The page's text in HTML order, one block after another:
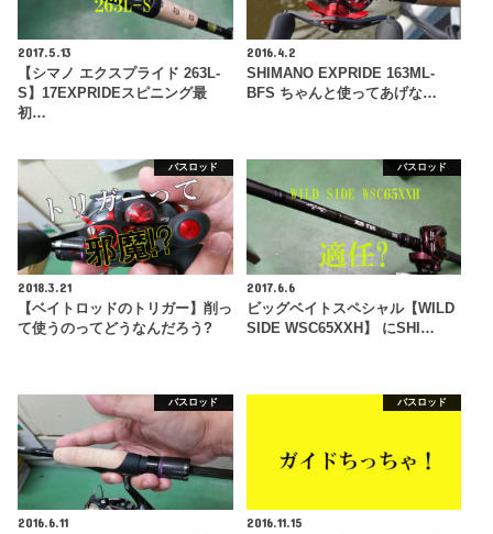
2017.5.13
【シマノ エクスプライド 263L-
S】17EXPRIDEスピニング最
初…
2016.4.2
SHIMANO EXPRIDE 163ML-
BFS ちゃんと使ってあげな…
バスロッド
2018.3.21
【ベイトロッドのトリガー】削っ
て使うのってどうなんだろう?
バスロッド
2017.6.6
ビッグベイトスペシャル【WILD
SIDE WSC65XXH】 にSHI…
バスロッド
2016.6.11
バスロッド
2016.11.15